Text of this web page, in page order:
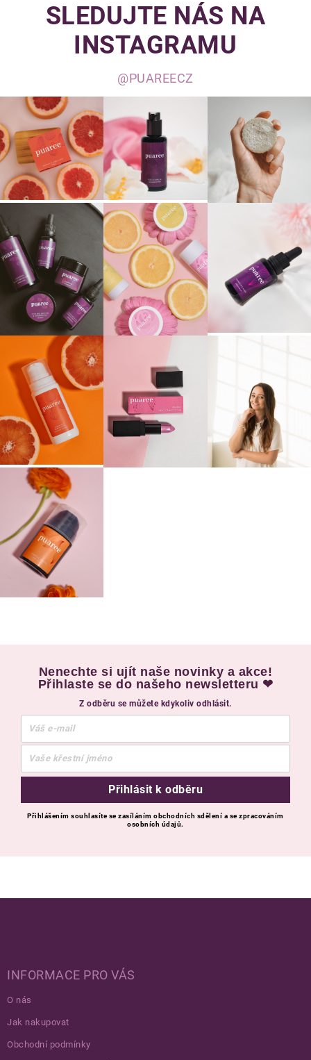
SLEDUJTE NÁS NA
INSTAGRAMU
@PUAREECZ
Nenechte si ujít naše novinky a akce!
Přihlaste se do našeho newsletteru ❤
Z odběru se můžete kdykoliv odhlásit.
Přihlásit k odběru
Přihlášením souhlasíte se zasíláním obchodních sdělení a se zpracováním
osobních údajů.
INFORMACE PRO VÁS
O nás
Jak nakupovat
Obchodní podmínky